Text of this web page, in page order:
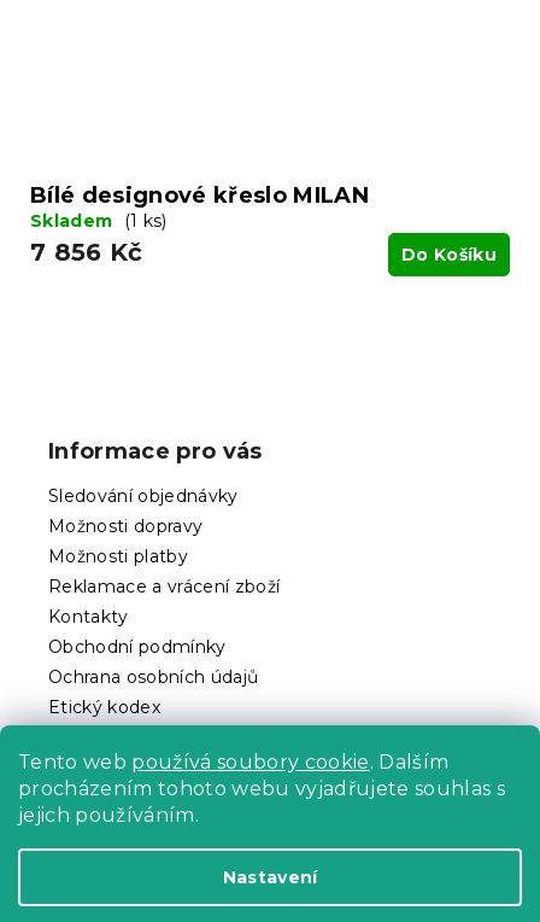
Tento web používá soubory cookie. Dalším
procházením tohoto webu vyjadřujete souhlas s
jejich používáním.
Nastavení
Bílé designové křeslo MILAN
Skladem (1 ks)
7 856 Kč Do Košíku
Informace pro vás
Sledování objednávky
Možnosti dopravy
Možnosti platby
Reklamace a vrácení zboží
Kontakty
Obchodní podmínky
Ochrana osobních údajů
Etický kodex